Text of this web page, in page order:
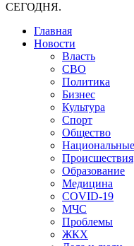
СЕГОДНЯ.
Главная
Новости
Власть
СВО
Политика
Бизнес
Культура
Спорт
Общество
Происшествия
Образование
Медицина
COVID-19
МЧС
Проблемы
ЖКХ